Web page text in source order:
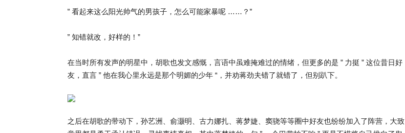
” 看起来这么阳光帅气的男孩子，怎么可能家暴呢 ……？”
” 知错就改，好样的！”
在当时所有发声的明星中，胡歌也发文感慨，言语中虽难掩难过的情绪，但更多的是 ” 力挺 ” 这位昔日好
友，直言 ” 他在我心里永远是那个明媚的少年 “，并劝蒋劲夫错了就错了，但别趴下。
之后在胡歌的带动下，孙艺洲、俞灏明、古力娜扎、蒋梦婕、窦骁等等圈中好友也纷纷加入了阵营，大致